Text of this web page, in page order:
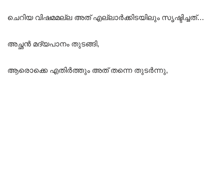
ചെറിയ വിഷമമല്ല അത് എല്ലാർക്കിടയിലും സൃഷ്ടിച്ചത്…
അച്ഛൻ മദ്യപാനം തുടങ്ങി,
ആരൊക്കെ എതിർത്തും അത് തന്നെ തുടർന്നു,